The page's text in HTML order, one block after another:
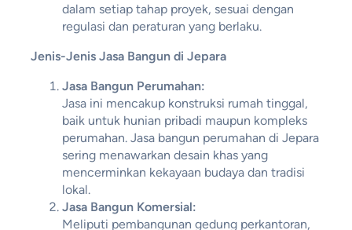
dalam setiap tahap proyek, sesuai dengan
regulasi dan peraturan yang berlaku.
Jenis-Jenis Jasa Bangun di Jepara
Jasa Bangun Perumahan:
Jasa ini mencakup konstruksi rumah tinggal,
baik untuk hunian pribadi maupun kompleks
perumahan. Jasa bangun perumahan di Jepara
sering menawarkan desain khas yang
mencerminkan kekayaan budaya dan tradisi
lokal.
Jasa Bangun Komersial:
Meliputi pembangunan gedung perkantoran,